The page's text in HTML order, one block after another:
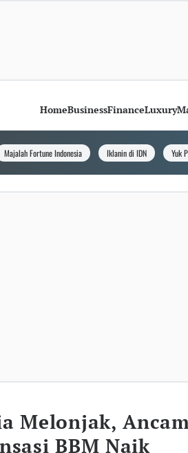
HomeBusinessFinanceLuxury
Majalah Fortune Indonesia Iklanin di IDN Yuk
Melonjak,
BBM Naik